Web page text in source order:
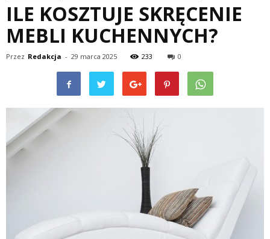
ILE KOSZTUJE SKRĘCENIE
MEBLI KUCHENNYCH?
Przez Redakcja - 29 marca 2025 233 0